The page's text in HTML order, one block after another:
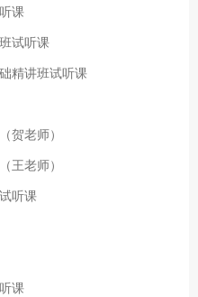
课
试听课
精讲班试听课
贺老师）
王老师）
听课
课